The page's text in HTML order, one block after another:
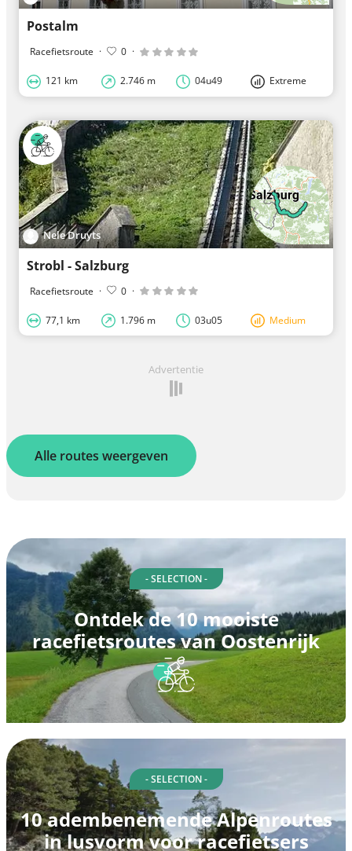
Postalm
Racefietsroute · 0 ·
121 km 2.746 m 04u49 Extreme
Nele Druyts
Strobl - Salzburg
Racefietsroute · 0 ·
77,1 km 1.796 m 03u05 Medium
Advertentie
Alle routes weergeven
- SELECTION -
Ontdek de 10 mooiste
racefietsroutes van Oostenrijk
- SELECTION -
10 adembenemende Alpenroutes
in lusvorm voor racefietsers